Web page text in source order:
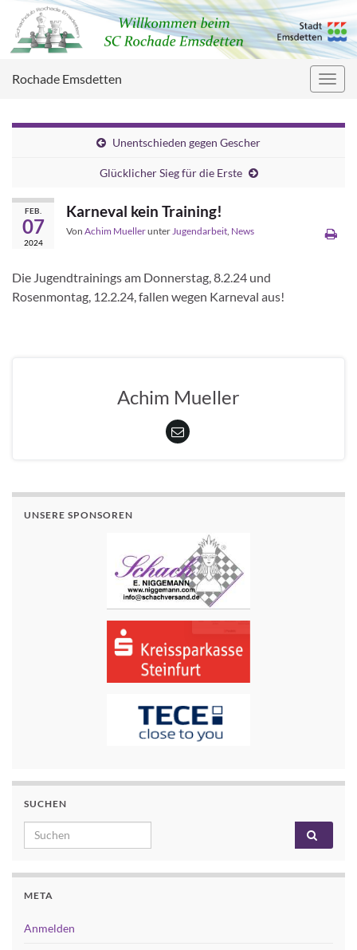
Rochade Emsdetten
Unentschieden gegen Gescher
Glücklicher Sieg für die Erste
FEB.
07
2024
Karneval kein Training!
Von Achim Muellerunter Jugendarbeit News
Die Jugendtrainings am Donnerstag, 8.2.24 und
Rosenmontag, 12.2.24, fallen wegen Karneval aus!
Achim Mueller
UNSERE SPONSOREN
SUCHEN
Search for:
META
Anmelden